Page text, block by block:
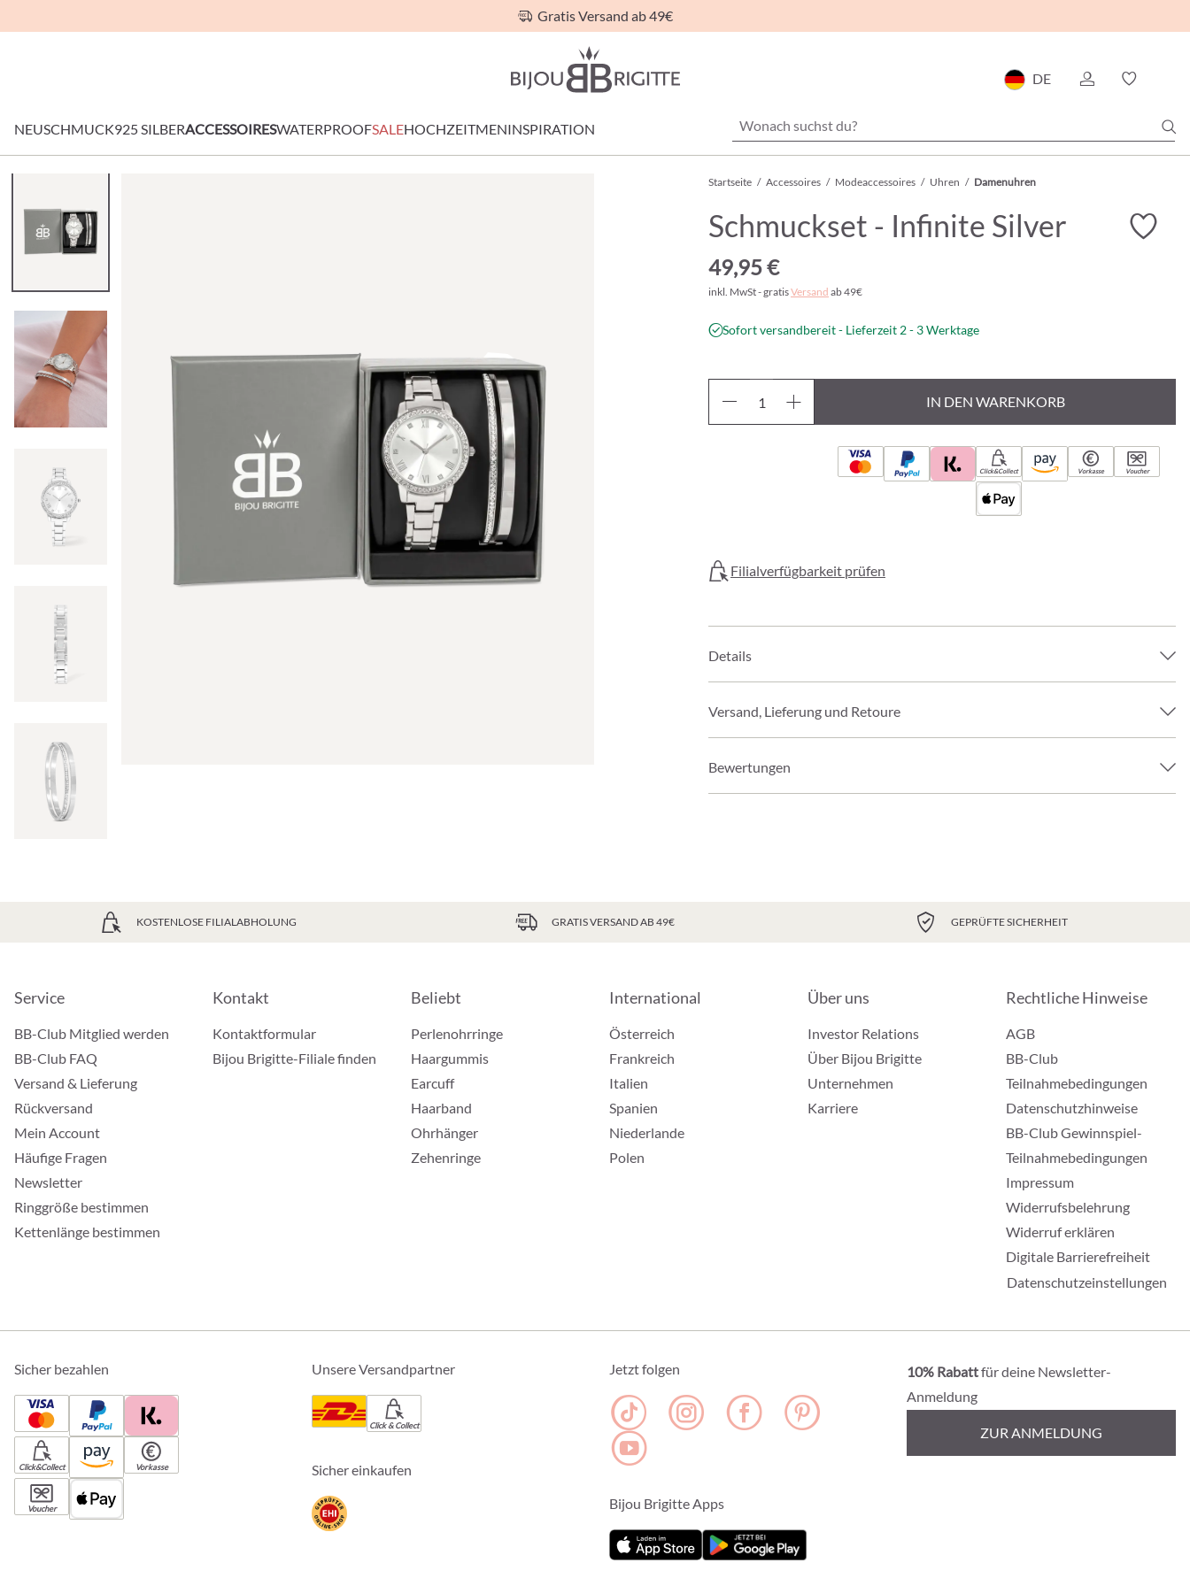
Gratis Versand ab 49€
DE
NEUSCHMUCK925 SILBERACCESSOIRESWATERPROOFSALEHOCHZEITMENINSPIRATION
Startseite / Accessoires / Modeaccessoires / Uhren / Damenuhren
Schmuckset - Infinite Silver
49,95 €
inkl. MwSt - gratisVersand ab 49€
Sofort versandbereit - Lieferzeit 2 - 3 Werktage
IN DEN WARENKORB
Click&Collect Vorkasse Voucher
Filialverfügbarkeit prüfen
Details
Versand, Lieferung und Retoure
Bewertungen
KOSTENLOSE FILIALABHOLUNG GRATIS VERSAND AB 49€ GEPRÜFTE SICHERHEIT
Service
BB-Club Mitglied werden
BB-Club FAQ
Versand & Lieferung
Rückversand
Mein Account
Häufige Fragen
Newsletter
Ringgröße bestimmen
Kettenlänge bestimmen
Kontakt
Kontaktformular
Bijou Brigitte-Filiale finden
Beliebt
Perlenohrringe
Haargummis
Earcuff
Haarband
Ohrhänger
Zehenringe
International
Österreich
Frankreich
Italien
Spanien
Niederlande
Polen
Über uns
Investor Relations
Über Bijou Brigitte
Unternehmen
Karriere
Rechtliche Hinweise
AGB
BB-Club
Teilnahmebedingungen
Datenschutzhinweise
BB-Club Gewinnspiel-
Teilnahmebedingungen
Impressum
Widerrufsbelehrung
Widerruf erklären
Digitale Barrierefreiheit
Datenschutzeinstellungen
Sicher bezahlen
Click&Collect Vorkasse
Voucher
Unsere Versandpartner
Click & Collect
Sicher einkaufen
Jetzt folgen
Bijou Brigitte Apps
10% Rabattfür deine Newsletter-
Anmeldung
ZUR ANMELDUNG